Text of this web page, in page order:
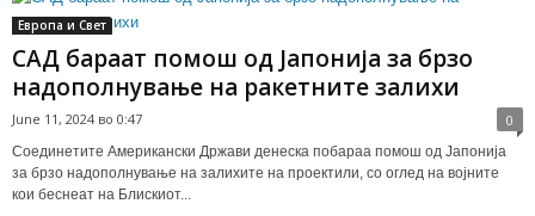
Европа и Свет
САД бараат помош од Јапонија за брзо
надополнување на ракетните залихи
June 11, 2024 во 0:47 0
Соединетите Американски Држави денеска побараа помош од Јапонија
за брзо надополнување на залихите на проектили, со оглед на војните
кои беснеат на Блискиот...